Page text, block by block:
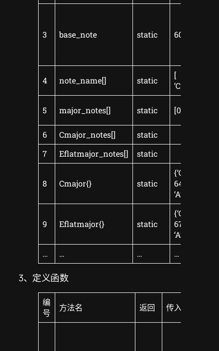
3 base_note static 60
4 note_name[] static
[
5 major_notes[] static [0, 2, 2, 1, 2,
6 Cmajor_notes[]
static
7
Eflatmajor_notes[] static
8 Cmajor{} static
{‘C’: 60, ‘D’:
64, ‘F’: 65,
‘A’: 69, ‘B’:
9 Eflatmajor{} static
{‘C’: 63, ‘D’:
67, ‘F’: 68,
‘A’: 72, ‘B’:
…
… … …
3、定义函数
编
号
方法名 返回 传入参数